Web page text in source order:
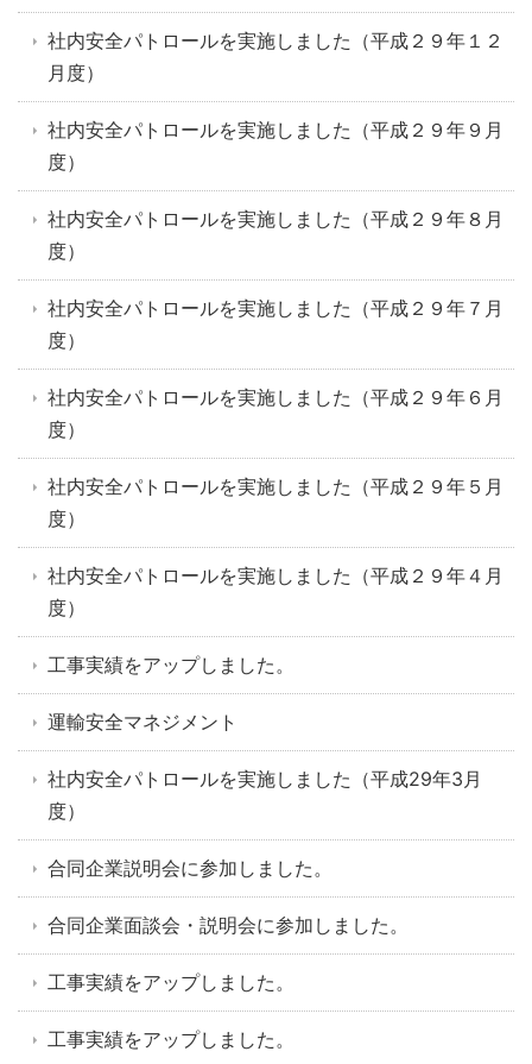
社内安全パトロールを実施しました（平成２９年１２
月度）
社内安全パトロールを実施しました（平成２９年９月
度）
社内安全パトロールを実施しました（平成２９年８月
度）
社内安全パトロールを実施しました（平成２９年７月
度）
社内安全パトロールを実施しました（平成２９年６月
度）
社内安全パトロールを実施しました（平成２９年５月
度）
社内安全パトロールを実施しました（平成２９年４月
度）
工事実績をアップしました。
運輸安全マネジメント
社内安全パトロールを実施しました（平成29年3月
度）
合同企業説明会に参加しました。
合同企業面談会・説明会に参加しました。
工事実績をアップしました。
工事実績をアップしました。